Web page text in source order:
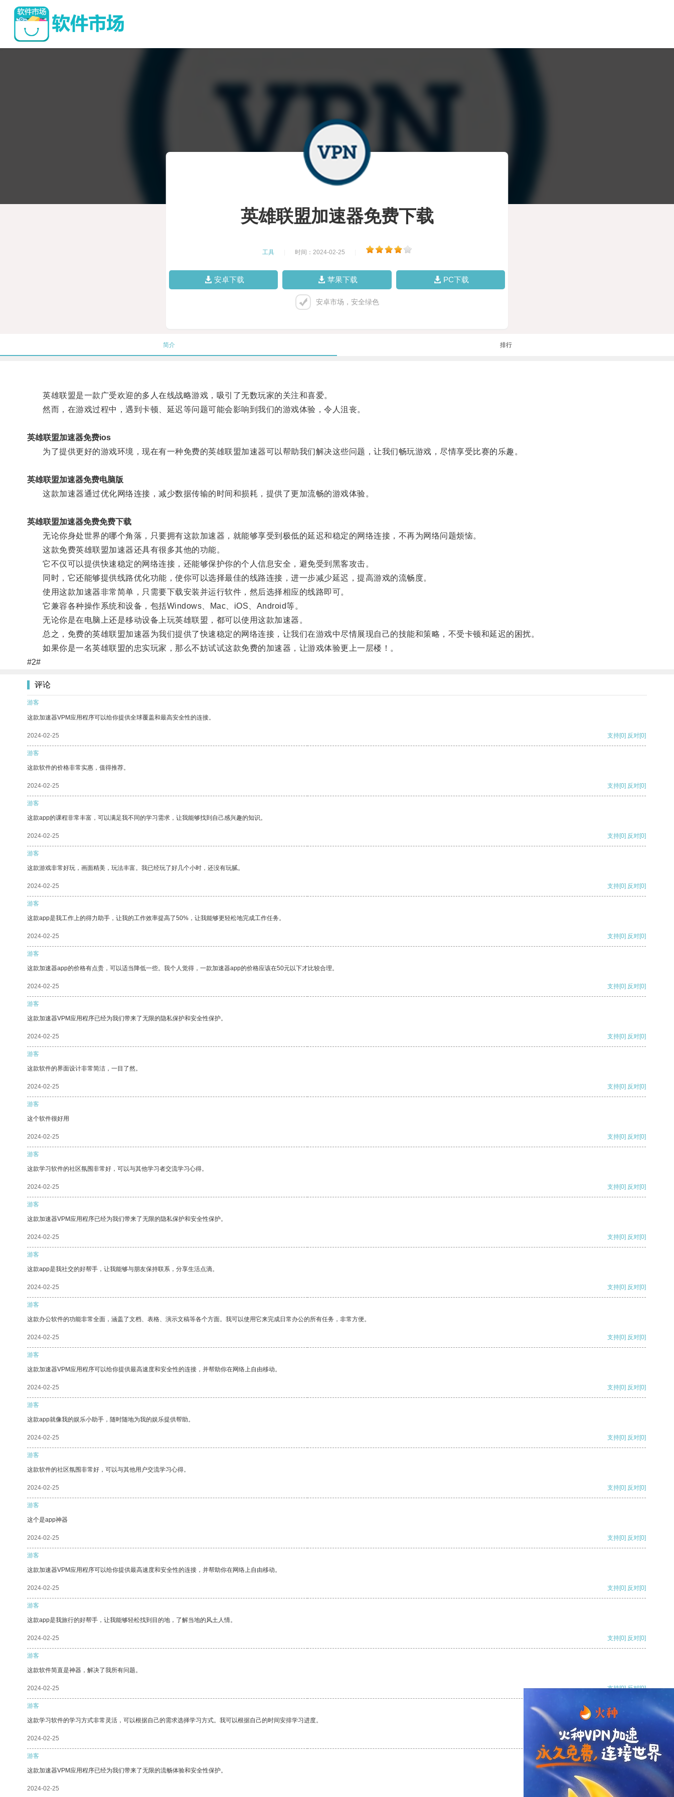
英雄联盟加速器免费下载
工具 时间：2024-02-25
安卓下载 苹果下载 PC下载
安卓市场，安全绿色
简介 排行
英雄联盟是一款广受欢迎的多人在线战略游戏，吸引了无数玩家的关注和喜爱。
然而，在游戏过程中，遇到卡顿、延迟等问题可能会影响到我们的游戏体验，令人沮丧。
英雄联盟加速器免费ios
为了提供更好的游戏环境，现在有一种免费的英雄联盟加速器可以帮助我们解决这些问题，让我们畅玩游戏，尽情享受比赛的乐趣。
英雄联盟加速器免费电脑版
这款加速器通过优化网络连接，减少数据传输的时间和损耗，提供了更加流畅的游戏体验。
英雄联盟加速器免费免费下载
无论你身处世界的哪个角落，只要拥有这款加速器，就能够享受到极低的延迟和稳定的网络连接，不再为网络问题烦恼。
这款免费英雄联盟加速器还具有很多其他的功能。
它不仅可以提供快速稳定的网络连接，还能够保护你的个人信息安全，避免受到黑客攻击。
同时，它还能够提供线路优化功能，使你可以选择最佳的线路连接，进一步减少延迟，提高游戏的流畅度。
使用这款加速器非常简单，只需要下载安装并运行软件，然后选择相应的线路即可。
它兼容各种操作系统和设备，包括Windows、Mac、iOS、Android等。
无论你是在电脑上还是移动设备上玩英雄联盟，都可以使用这款加速器。
总之，免费的英雄联盟加速器为我们提供了快速稳定的网络连接，让我们在游戏中尽情展现自己的技能和策略，不受卡顿和延迟的困扰。
如果你是一名英雄联盟的忠实玩家，那么不妨试试这款免费的加速器，让游戏体验更上一层楼！。
#2#
评论
游客
这款加速器VPM应用程序可以给你提供全球覆盖和最高安全性的连接。
2024-02-25 支持[0] 反对[0]
游客
这款软件的价格非常实惠，值得推荐。
2024-02-25 支持[0] 反对[0]
游客
这款app的课程非常丰富，可以满足我不同的学习需求，让我能够找到自己感兴趣的知识。
2024-02-25 支持[0] 反对[0]
游客
这款游戏非常好玩，画面精美，玩法丰富。我已经玩了好几个小时，还没有玩腻。
2024-02-25 支持[0] 反对[0]
游客
这款app是我工作上的得力助手，让我的工作效率提高了50%，让我能够更轻松地完成工作任务。
2024-02-25 支持[0] 反对[0]
游客
这款加速器app的价格有点贵，可以适当降低一些。我个人觉得，一款加速器app的价格应该在50元以下才比较合理。
2024-02-25 支持[0] 反对[0]
游客
这款加速器VPM应用程序已经为我们带来了无限的隐私保护和安全性保护。
2024-02-25 支持[0] 反对[0]
游客
这款软件的界面设计非常简洁，一目了然。
2024-02-25 支持[0] 反对[0]
游客
这个软件很好用
2024-02-25 支持[0] 反对[0]
游客
这款学习软件的社区氛围非常好，可以与其他学习者交流学习心得。
2024-02-25 支持[0] 反对[0]
游客
这款加速器VPM应用程序已经为我们带来了无限的隐私保护和安全性保护。
2024-02-25 支持[0] 反对[0]
游客
这款app是我社交的好帮手，让我能够与朋友保持联系，分享生活点滴。
2024-02-25 支持[0] 反对[0]
游客
这款办公软件的功能非常全面，涵盖了文档、表格、演示文稿等各个方面。我可以使用它来完成日常办公的所有任务，非常方便。
2024-02-25 支持[0] 反对[0]
游客
这款加速器VPM应用程序可以给你提供最高速度和安全性的连接，并帮助你在网络上自由移动。
2024-02-25 支持[0] 反对[0]
游客
这款app就像我的娱乐小助手，随时随地为我的娱乐提供帮助。
2024-02-25 支持[0] 反对[0]
游客
这款软件的社区氛围非常好，可以与其他用户交流学习心得。
2024-02-25 支持[0] 反对[0]
游客
这个是app神器
2024-02-25 支持[0] 反对[0]
游客
这款加速器VPM应用程序可以给你提供最高速度和安全性的连接，并帮助你在网络上自由移动。
2024-02-25 支持[0] 反对[0]
游客
这款app是我旅行的好帮手，让我能够轻松找到目的地，了解当地的风土人情。
2024-02-25 支持[0] 反对[0]
游客
这款软件简直是神器，解决了我所有问题。
2024-02-25 支持[0] 反对[0]
游客
这款学习软件的学习方式非常灵活，可以根据自己的需求选择学习方式。我可以根据自己的时间安排学习进度。
2024-02-25 支持[0] 反对
游客
这款加速器VPM应用程序已经为我们带来了无限的流畅体验和安全性保护。
2024-02-25 支持